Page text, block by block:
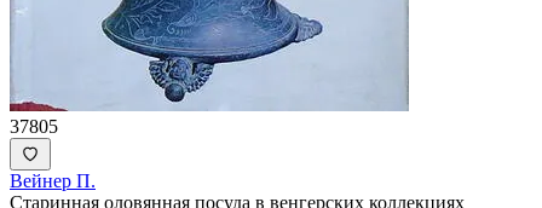
37805
Вейнер П.
Старинная оловянная посуда в венгерских коллекциях